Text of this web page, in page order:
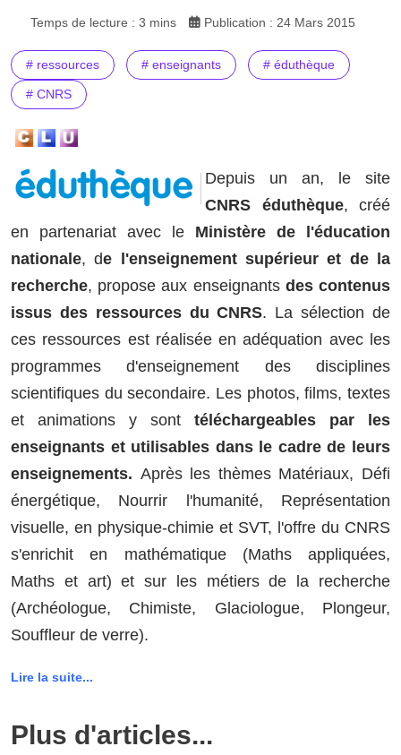
Temps de lecture : 3 mins Publication : 24 Mars 2015
# ressources # enseignants # éduthèque
# CNRS
Depuis un an, le site
CNRS éduthèque, créé
en partenariat avec le Ministère de l'éducation
nationale, de l'enseignement supérieur et de la
recherche, propose aux enseignants des contenus
issus des ressources du CNRS. La sélection de
ces ressources est réalisée en adéquation avec les
programmes d'enseignement des disciplines
scientifiques du secondaire. Les photos, films, textes
et animations y sont téléchargeables par les
enseignants et utilisables dans le cadre de leurs
enseignements. Après les thèmes Matériaux, Défi
énergétique, Nourrir l'humanité, Représentation
visuelle, en physique-chimie et SVT, l'offre du CNRS
s'enrichit en mathématique (Maths appliquées,
Maths et art) et sur les métiers de la recherche
(Archéologue, Chimiste, Glaciologue, Plongeur,
Souffleur de verre).
Lire la suite...
Plus d'articles...